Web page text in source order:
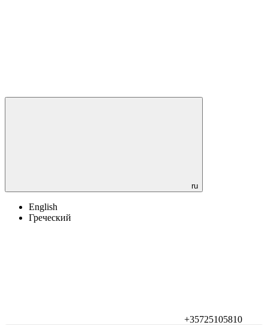
ru
English
Греческий
+35725105810